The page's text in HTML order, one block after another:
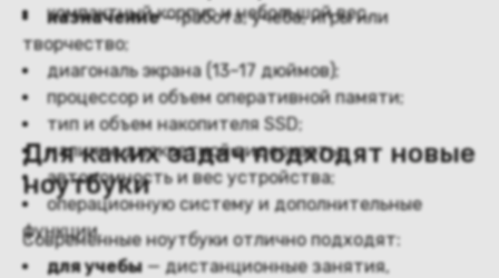
компактный корпус и небольшой вес.
назначение— работа, учеба, игры или
творчество;
диагональ экрана (13–17 дюймов);
процессор и объем оперативной памяти;
тип и объем накопителя SSD;
наличие дискретной видеокарты;
автономность и вес устройства;
операционную систему и дополнительные
функции.
Для каких задач подходят новые
ноутбуки
Современные ноутбуки отлично подходят:
для учебы— дистанционные занятия,